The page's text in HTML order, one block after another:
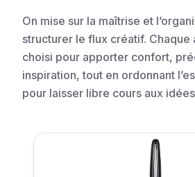
On mise sur la maîtrise et
structurer le flux créatif. Chaque
choisi pour apporter confort,
inspiration, tout en ordonnant
pour laisser libre cours aux